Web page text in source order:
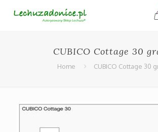
CUBICO Cottage 30
Home CUBICO Cottage 30